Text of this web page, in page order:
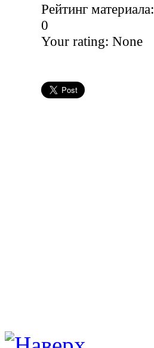
Рейтинг материала:
0
Your rating: None